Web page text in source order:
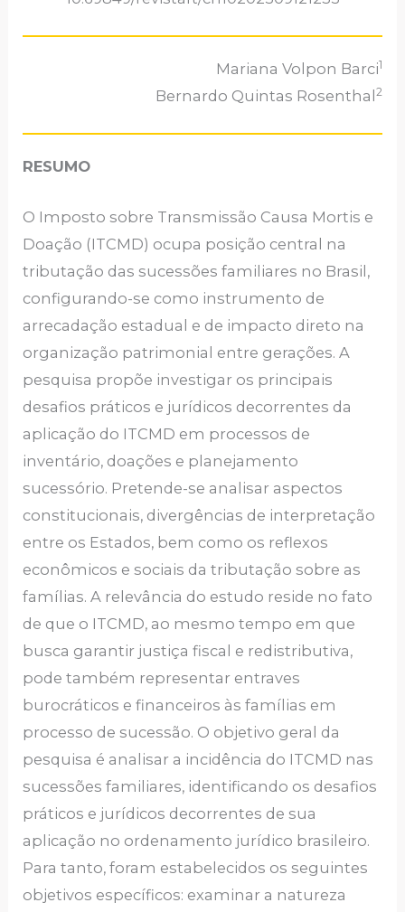
Mariana Volpon Barci1
Bernardo Quintas Rosenthal2
RESUMO
O Imposto sobre Transmissão Causa Mortis e
Doação (ITCMD) ocupa posição central na
tributação das sucessões familiares no Brasil,
configurando-se como instrumento de
arrecadação estadual e de impacto direto na
organização patrimonial entre gerações. A
pesquisa propõe investigar os principais
desafios práticos e jurídicos decorrentes da
aplicação do ITCMD em processos de
inventário, doações e planejamento
sucessório. Pretende-se analisar aspectos
constitucionais, divergências de interpretação
entre os Estados, bem como os reflexos
econômicos e sociais da tributação sobre as
famílias. A relevância do estudo reside no fato
de que o ITCMD, ao mesmo tempo em que
busca garantir justiça fiscal e redistributiva,
pode também representar entraves
burocráticos e financeiros às famílias em
processo de sucessão. O objetivo geral da
pesquisa é analisar a incidência do ITCMD nas
sucessões familiares, identificando os desafios
práticos e jurídicos decorrentes de sua
aplicação no ordenamento jurídico brasileiro.
Para tanto, foram estabelecidos os seguintes
objetivos específicos: examinar a natureza